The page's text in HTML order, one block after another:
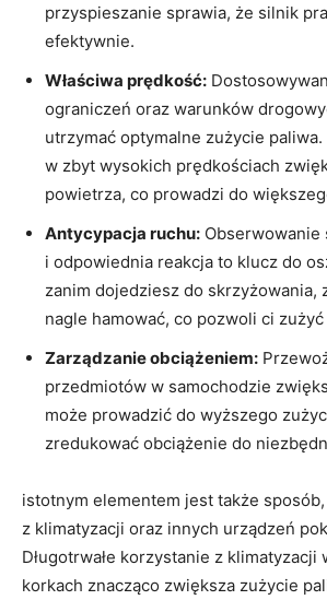
przyspieszanie‍ sprawia, że silnik
efektywnie.
Właściwa​ prędkość:
ograniczeń ​oraz warunków
utrzymać optymalne zużycie
w zbyt wysokich prędkościach
powietrza, ​co​ prowadzi do
Antycypacja‍ ruchu: Obserwowanie
i odpowiednia reakcja‌ to klucz do
zanim dojedziesz do skrzyżowania,
nagle hamować, co pozwoli ci
Zarządzanie obciążeniem:
przedmiotów w samochodzie
może prowadzić do wyższego
zredukować obciążenie do
istotnym elementem jest​ także
​z klimatyzacji ‍oraz innych urządzeń
Długotrwałe korzystanie z klimatyzacji​
‍korkach znacząco zwiększa zużycie